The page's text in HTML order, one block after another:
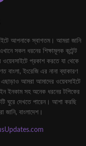
আপনাকে স্বাগতম। আমরা জানি
সকল ধরনের শিক্ষামূলক কন্টেন্ট
প্রকাশ করতে যা থেকে
ইংরেজি এর নানা ব্যাকারণ
আমরা আমাদের ওয়েবসাইটে
ইনকাম সহ অনেক ধরনের টপিকের
ঘুরে দেখতে পারেন। আশা করছি
বাংলাদেশ।